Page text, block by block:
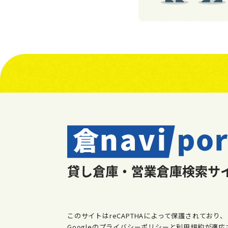
このサイトはreCAPTHAによって保護されており、